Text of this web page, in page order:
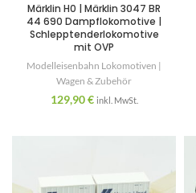
Märklin H0 | Märklin 3047 BR
44 690 Dampflokomotive |
Schlepptenderlokomotive
mit OVP
Modelleisenbahn Lokomotiven |
Wagen & Zubehör
129,90€ inkl. MwSt.